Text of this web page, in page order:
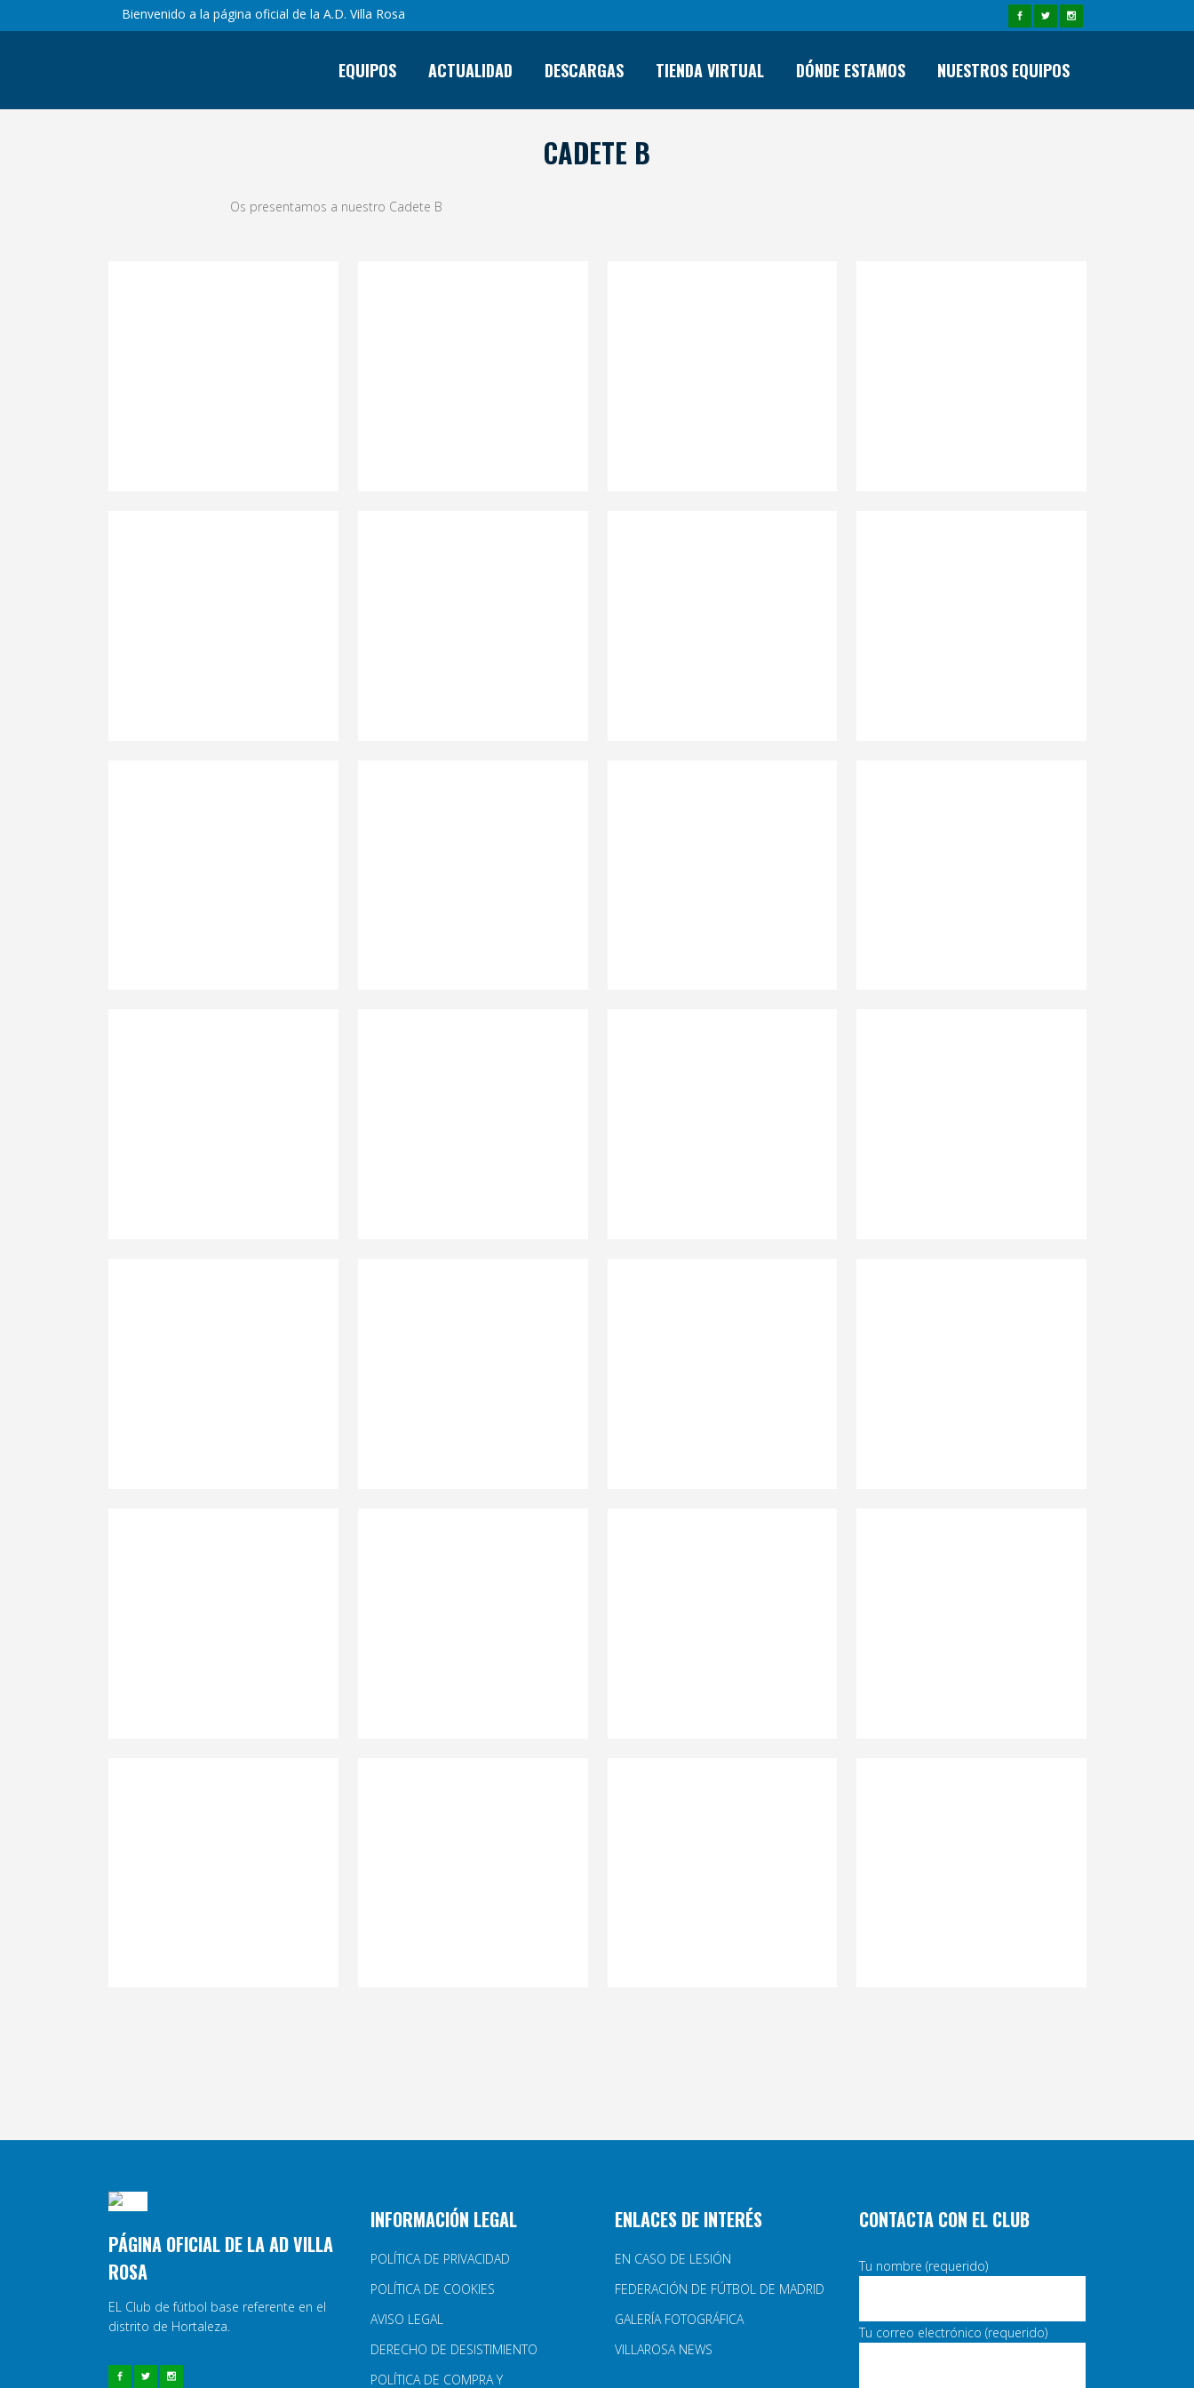
Bienvenido a la página oficial de la A.D. Villa Rosa
EQUIPOS ACTUALIDAD DESCARGAS TIENDA VIRTUAL DÓNDE ESTAMOS NUESTROS EQUIPOS
CADETE B
Os presentamos a nuestro Cadete B
PÁGINA OFICIAL DE LA AD VILLA
ROSA
EL Club de fútbol base referente en el
distrito de Hortaleza.
INFORMACIÓN LEGAL
POLÍTICA DE PRIVACIDAD
POLÍTICA DE COOKIES
AVISO LEGAL
DERECHO DE DESISTIMIENTO
POLÍTICA DE COMPRA Y
ENLACES DE INTERÉS
EN CASO DE LESIÓN
FEDERACIÓN DE FÚTBOL DE MADRID
GALERÍA FOTOGRÁFICA
VILLAROSA NEWS
CONTACTA CON EL CLUB
Tu nombre (requerido)
Tu correo electrónico (requerido)